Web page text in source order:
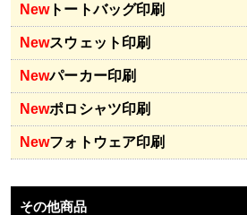
Newトートバッグ印刷
Newスウェット印刷
Newパーカー印刷
Newポロシャツ印刷
Newフォトウェア印刷
その他商品